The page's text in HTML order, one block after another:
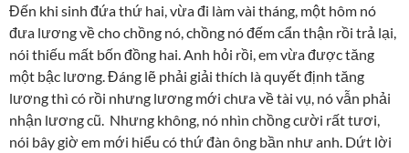
Đến khi sinh đứa thứ hai, vừa đi làm vài tháng, một hôm nó
đưa lương về cho chồng nó, chồng nó đếm cẩn thận rồi trả lại,
nói thiếu mất bốn đồng hai. Anh hỏi rồi, em vừa được tăng
một bậc lương. Đáng lẽ phải giải thích là quyết định tăng
lương thì có rồi nhưng lương mới chưa về tài vụ, nó vẫn phải
nhận lương cũ. Nhưng không, nó nhìn chồng cười rất tươi,
nói bây giờ em mới hiểu có thứ đàn ông bần như anh. Dứt lời